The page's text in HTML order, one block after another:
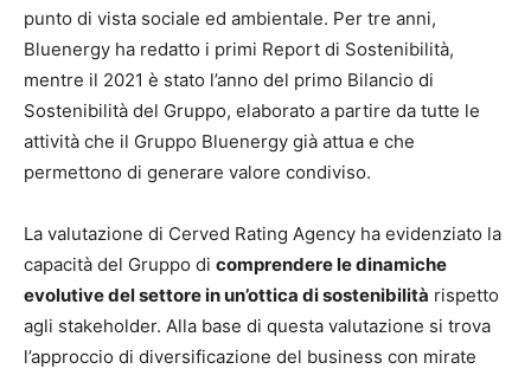
punto di vista sociale ed ambientale. Per tre anni,
Bluenergy ha redatto i primi Report di Sostenibilità,
mentre il 2021 è stato l’anno del primo Bilancio di
Sostenibilità del Gruppo, elaborato a partire da tutte le
attività che il Gruppo Bluenergy già attua e che
permettono di generare valore condiviso.
La valutazione di Cerved Rating Agency ha evidenziato la
capacità del Gruppo di comprendere le dinamiche
evolutive del settore in un’ottica di sostenibilità rispetto
agli stakeholder. Alla base di questa valutazione si trova
l’approccio di diversificazione del business con mirate